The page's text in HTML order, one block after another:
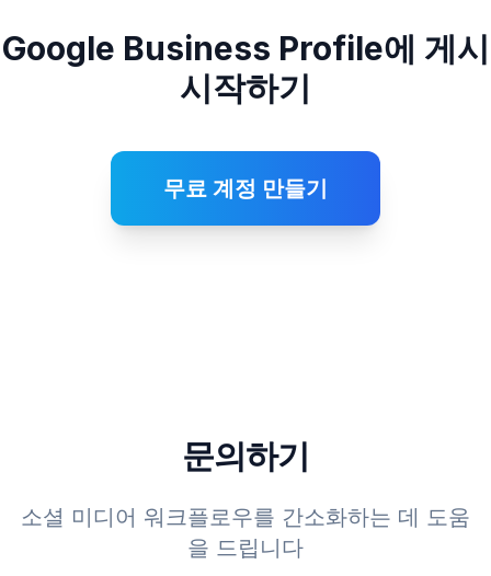
Google Business Profile에 게시
시작하기
무료 계정 만들기
문의하기
소셜 미디어 워크플로우를 간소화하는 데 도움
을 드립니다